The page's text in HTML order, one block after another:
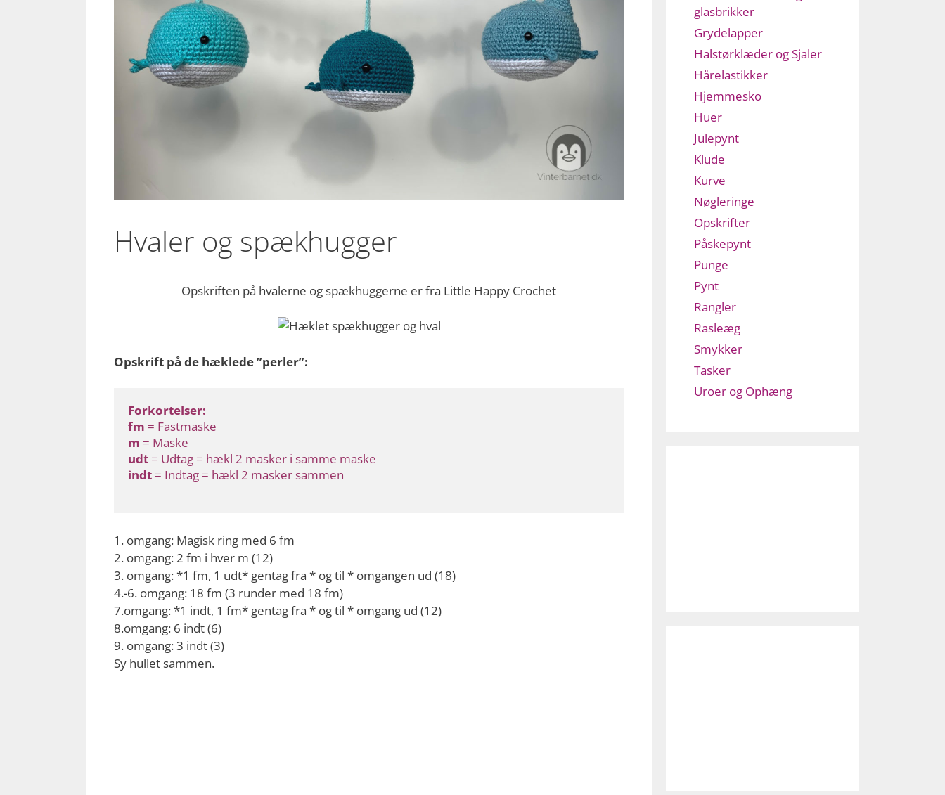
Hvaler og spækhugger
Opskriften på hvalerne og spækhuggerne er fra Little Happy Crochet
Opskrift på de hæklede ”perler”:
Forkortelser:
fm = Fastmaske
m = Maske
udt = Udtag = hækl 2 masker i samme maske
indt = Indtag = hækl 2 masker sammen
1. omgang: Magisk ring med 6 fm
2. omgang: 2 fm i hver m (12)
3. omgang: *1 fm, 1 udt* gentag fra * og til * omgangen ud (18)
4.-6. omgang: 18 fm (3 runder med 18 fm)
7.omgang: *1 indt, 1 fm* gentag fra * og til * omgang ud (12)
8.omgang: 6 indt (6)
9. omgang: 3 indt (3)
Sy hullet sammen.
glasbrikker
Grydelapper
Halstørklæder og Sjaler
Hårelastikker
Hjemmesko
Huer
Julepynt
Klude
Kurve
Nøgleringe
Opskrifter
Påskepynt
Punge
Pynt
Rangler
Rasleæg
Smykker
Tasker
Uroer og Ophæng